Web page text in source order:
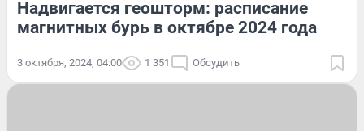
Надвигается геошторм: расписание
магнитных бурь в октябре 2024 года
3 октября, 2024, 04:00 1 351 Обсудить